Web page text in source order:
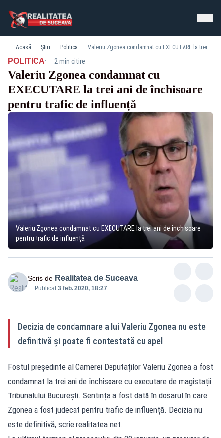
Acasă Știri Politica Valeriu Zgonea condamnat cu EXECUTARE la trei ani de închisoare pentru trafic de influență
POLITICA· 2 min citire
Valeriu Zgonea condamnat cu
EXECUTARE la trei ani de închisoare
pentru trafic de influență
Valeriu Zgonea condamnat cu EXECUTARE la trei ani de închisoare
pentru trafic de influență
Scris de Realitatea de Suceava
Publicat:3 feb. 2020, 18:27
Decizia de condamnare a lui Valeriu Zgonea nu este
definitivă și poate fi contestată cu apel
Fostul președinte al Camerei Deputaților Valeriu Zgonea a fost
condamnat la trei ani de închisoare cu executare de magistații
Tribunalului București. Sentința a fost dată în dosarul în care
Zgonea a fost judecat pentru trafic de influență. Decizia nu
este definitivă, scrie realitatea.net.